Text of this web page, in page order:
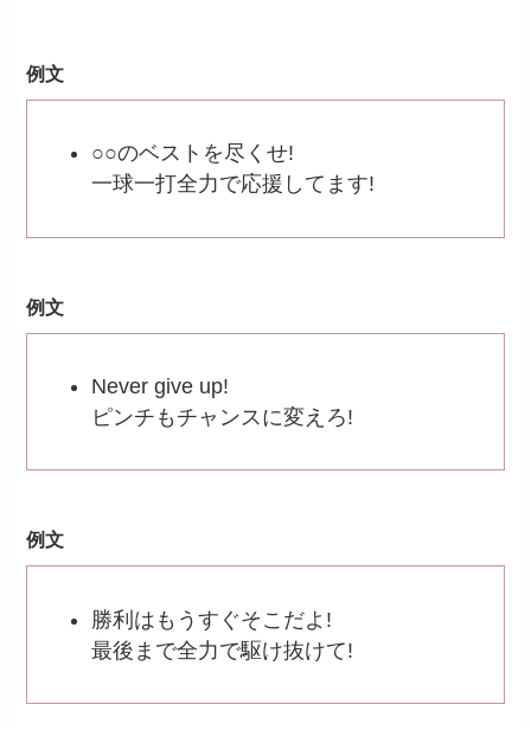
例文
○○のベストを尽くせ!
一球一打全力で応援してます!
例文
Never give up!
ピンチもチャンスに変えろ!
例文
勝利はもうすぐそこだよ!
最後まで全力で駆け抜けて!